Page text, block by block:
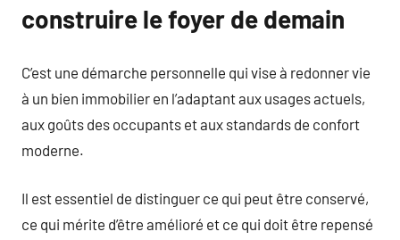
construire le foyer de demain
C’est une démarche personnelle qui vise à redonner vie
à un bien immobilier en l’adaptant aux usages actuels,
aux goûts des occupants et aux standards de confort
moderne.
Il est essentiel de distinguer ce qui peut être conservé,
ce qui mérite d’être amélioré et ce qui doit être repensé